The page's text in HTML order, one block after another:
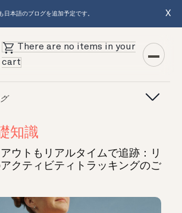
日本語のブログを追加予定です。 X
There are no items in your
cart
知識
ウトもリアルタイムで追跡：リ
クティビティトラッキングのご